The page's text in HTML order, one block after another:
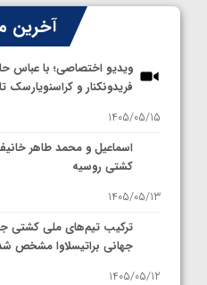
آخرین
ویدیو اختصاصی؛ با عباس
فریدونکنار و کراسنویارسک
1405/05/15
اسماعیل و محمد طاهر
کشتی روسیه
1405/05/13
ترکیب تیم‌های ملی کشتی
جهانی براتیسلاوا مشخص
1405/05/12